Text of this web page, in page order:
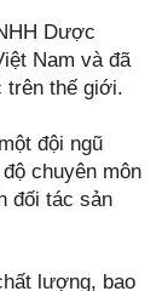
Dược
Nam và đã
trên thế giới.
đội ngũ
chuyên môn
đối tác sản
lượng, bao